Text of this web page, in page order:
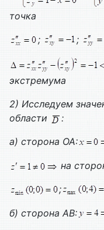
точка
;
;
экстремума
2) Исследуем
области
:
а) сторона ОА:
на
;
б) сторона АВ: